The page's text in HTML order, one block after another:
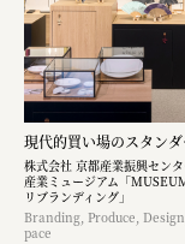
現代的買い場のスタン
株式会社 京都産業振興セン
産業ミュージアム「
リブランディング」
Branding, Produce,
pace